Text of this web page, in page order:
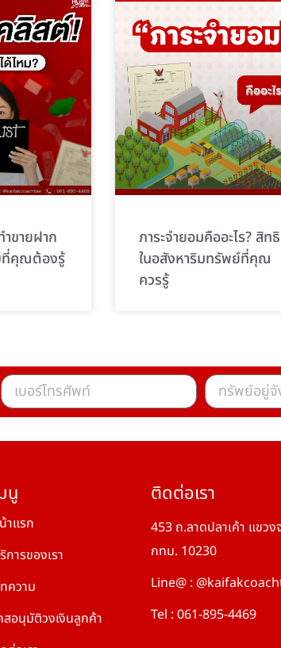
ขายฝาก
ที่คุณต้องรู้
ภาระจำยอมคืออะไร? สิทธิ
ในอสังหาริมทรัพย์ที่คุณ
ควรรู้
นู
าแรก
การของเรา
ความ
สอนุมัติวงเงินลูกค้า
ติดต่อเรา
453 ถ.ลาดปลาเค้า แขวง
กทม. 10230
Line@ :
Tel : 061-895-4469